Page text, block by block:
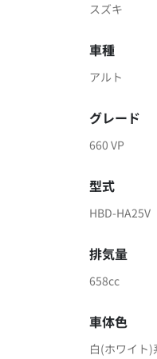
スズキ
車種
アルト
グレード
660 VP
型式
HBD-HA25V
排気量
658cc
車体色
白(ホワイト)